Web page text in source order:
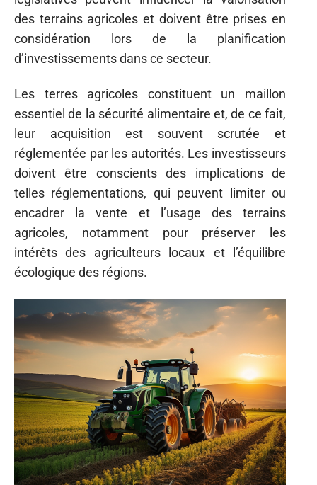
des terrains agricoles et doivent être prises en
considération lors de la planification
d’investissements dans ce secteur.
Les terres agricoles constituent un maillon
essentiel de la sécurité alimentaire et, de ce fait,
leur acquisition est souvent scrutée et
réglementée par les autorités. Les investisseurs
doivent être conscients des implications de
telles réglementations, qui peuvent limiter ou
encadrer la vente et l’usage des terrains
agricoles, notamment pour préserver les
intérêts des agriculteurs locaux et l’équilibre
écologique des régions.